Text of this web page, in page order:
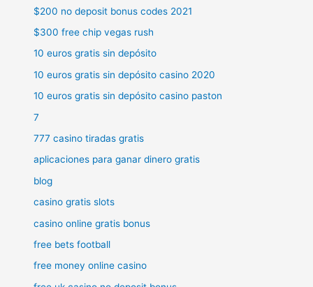
$200 no deposit bonus codes 2021
$300 free chip vegas rush
10 euros gratis sin depósito
10 euros gratis sin depósito casino 2020
10 euros gratis sin depósito casino paston
7
777 casino tiradas gratis
aplicaciones para ganar dinero gratis
blog
casino gratis slots
casino online gratis bonus
free bets football
free money online casino